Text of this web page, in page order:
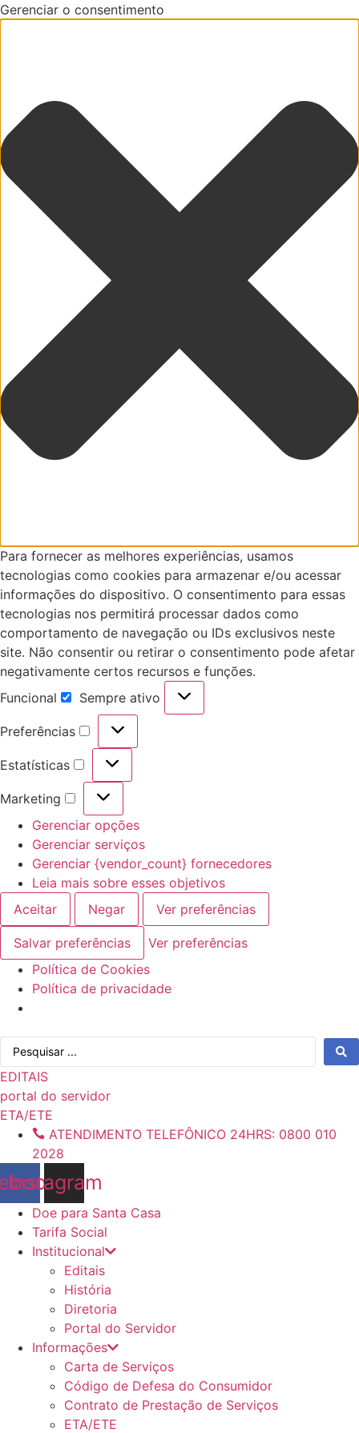
Gerenciar o consentimento
Para fornecer as melhores experiências, usamos
tecnologias como cookies para armazenar e/ou acessar
informações do dispositivo. O consentimento para essas
tecnologias nos permitirá processar dados como
comportamento de navegação ou IDs exclusivos neste
site. Não consentir ou retirar o consentimento pode afetar
negativamente certos recursos e funções.
Funcional
Funcional
Sempre ativo
Preferências
Preferências
Estatísticas
Estatísticas
Marketing
Marketing
Gerenciar opções
Gerenciar serviços
Gerenciar {vendor_count} fornecedores
Leia mais sobre esses objetivos
Aceitar
Negar Ver preferências
Salvar preferências
Ver preferências
Política de Cookies
Política de privacidade
para
o
conteúdo
Pesquisar
EDITAIS
portal do servidor
ETA/ETE
ATENDIMENTO TELEFÔNICO 24HRS: 0800 010
2028
Instagram
Doe para Santa Casa
Tarifa Social
Institucional
Editais
História
Diretoria
Portal do Servidor
Informações
Carta de Serviços
Código de Defesa do Consumidor
Contrato de Prestação de Serviços
ETA/ETE